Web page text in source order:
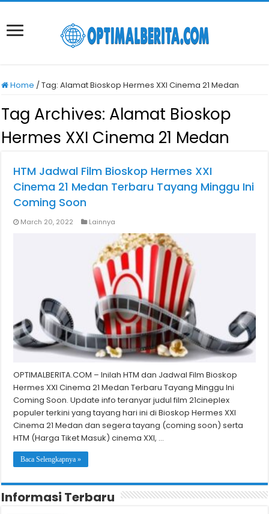
Home /Tag:Alamat Bioskop Hermes XXI Cinema 21 Medan
Tag Archives: Alamat Bioskop
Hermes XXI Cinema 21 Medan
HTM Jadwal Film Bioskop Hermes XXI
Cinema 21 Medan Terbaru Tayang Minggu Ini
Coming Soon
March 20, 2022 Lainnya
OPTIMALBERITA.COM – Inilah HTM dan Jadwal Film Bioskop
Hermes XXI Cinema 21 Medan Terbaru Tayang Minggu Ini
Coming Soon. Update info teranyar judul film 21cineplex
populer terkini yang tayang hari ini di Bioskop Hermes XXI
Cinema 21 Medan dan segera tayang (coming soon) serta
HTM (Harga Tiket Masuk) cinema XXI, …
Baca Selengkapnya »
Informasi Terbaru